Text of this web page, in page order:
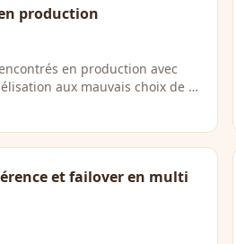
production
en production avec
aux mauvais choix de …
et failover en multi